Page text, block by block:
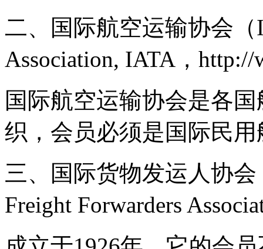
二、国际航空运输协会（
Association, IATA，http://
国际航空运输协会是各
织，会员必须是国际民
三、国际货物发运人协会
Freight Forwarders